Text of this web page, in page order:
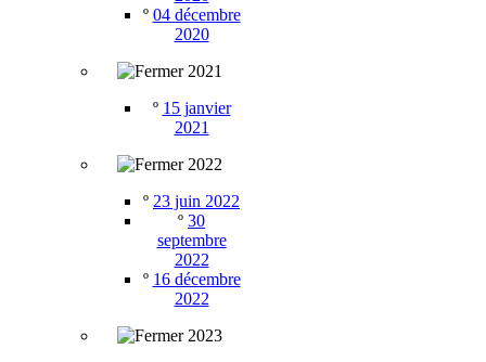
º 04 décembre
2020
2021
º 15 janvier
2021
2022
º 23 juin 2022
º 30
septembre
2022
º 16 décembre
2022
2023